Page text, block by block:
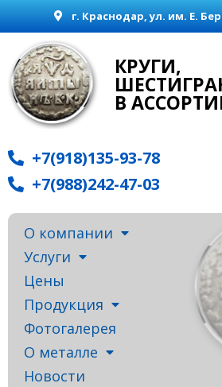
г. Краснодар, ул. им. Е.
КРУГИ,
В
+7(918)135-93-78
+7(988)242-47-03
О компании
Услуги
Цены
Продукция
Фотогалерея
О металле
Новости